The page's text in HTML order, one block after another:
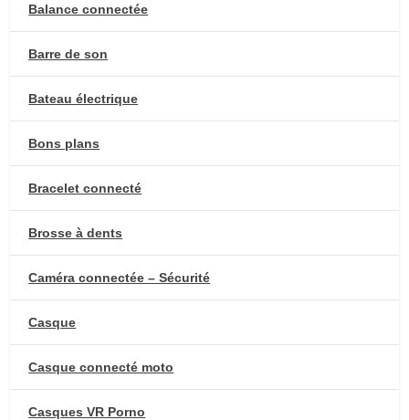
Balance connectée
Barre de son
Bateau électrique
Bons plans
Bracelet connecté
Brosse à dents
Caméra connectée – Sécurité
Casque
Casque connecté moto
Casques VR Porno